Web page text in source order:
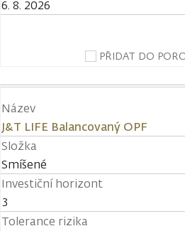
6. 8. 2026
PŘIDAT DO
Název
J&T LIFE Balancovaný OPF
Složka
Smíšené
Investiční horizont
3
Tolerance rizika